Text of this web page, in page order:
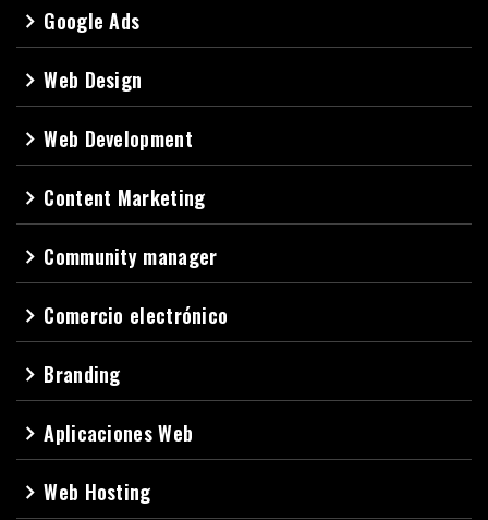
navigate_next Google Ads
navigate_nextWeb Design
navigate_nextWeb Development
navigate_next Content Marketing
navigate_next Community manager
navigate_next Comercio electrónico
navigate_next Branding
navigate_nextAplicaciones Web
navigate_nextWeb Hosting